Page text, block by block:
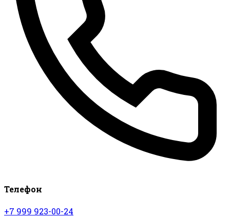
Телефон
+7 999 923-00-24